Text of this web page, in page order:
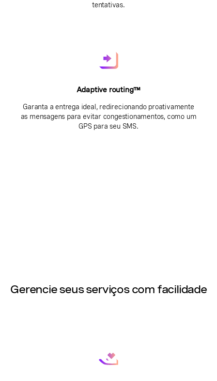
tentativas.
Adaptive routing™
Garanta a entrega ideal, redirecionando proativamente
as mensagens para evitar congestionamentos, como um
GPS para seu SMS.
Gerencie seus serviços com facilidade